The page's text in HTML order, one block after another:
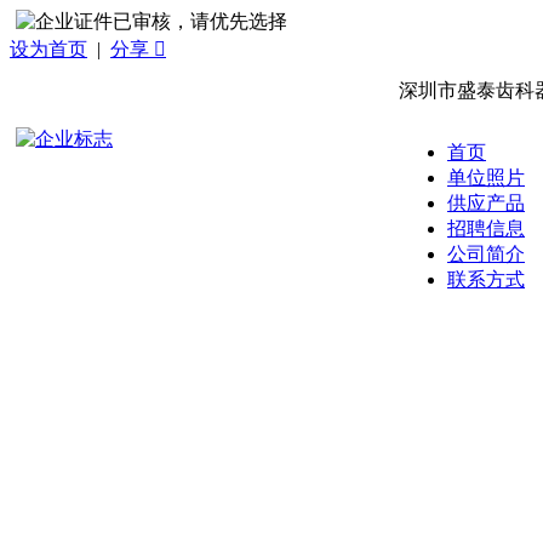
设为首页 | 分享 
深圳市盛泰齿科
首页
单位照片
供应产品
招聘信息
公司简介
联系方式